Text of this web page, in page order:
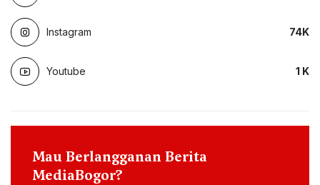
Instagram 74K
Youtube 1 K
Mau Berlangganan Berita
MediaBogor?